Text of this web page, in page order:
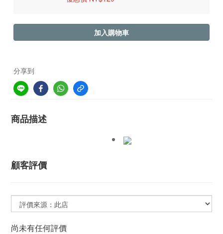
加入購物車
分享到
商品描述
顧客評價
尚未有任何評價